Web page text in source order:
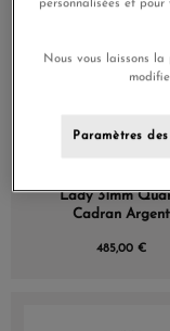
Lady 31mm
Cadran Argent
485,00 €
personnalisées et
Nous vous laissons
Paramètres